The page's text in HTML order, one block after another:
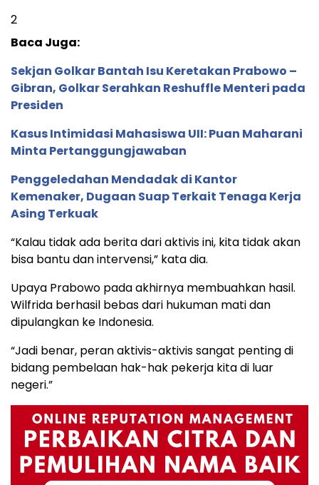
2
Baca Juga:
Sekjan Golkar Bantah Isu Keretakan Prabowo –
Gibran, Golkar Serahkan Reshuffle Menteri pada
Presiden
Kasus Intimidasi Mahasiswa UII: Puan Maharani
Minta Pertanggungjawaban
Penggeledahan Mendadak di Kantor
Kemenaker, Dugaan Suap Terkait Tenaga Kerja
Asing Terkuak
“Kalau tidak ada berita dari aktivis ini, kita tidak akan
bisa bantu dan intervensi,” kata dia.
Upaya Prabowo pada akhirnya membuahkan hasil.
Wilfrida berhasil bebas dari hukuman mati dan
dipulangkan ke Indonesia.
“Jadi benar, peran aktivis-aktivis sangat penting di
bidang pembelaan hak-hak pekerja kita di luar
negeri.”